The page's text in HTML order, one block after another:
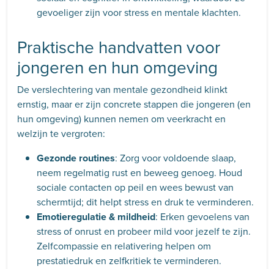
gevoeliger zijn voor stress en mentale klachten.
Praktische handvatten voor
jongeren en hun omgeving
De verslechtering van mentale gezondheid klinkt
ernstig, maar er zijn concrete stappen die jongeren (en
hun omgeving) kunnen nemen om veerkracht en
welzijn te vergroten:
Gezonde routines: Zorg voor voldoende slaap,
neem regelmatig rust en beweeg genoeg. Houd
sociale contacten op peil en wees bewust van
schermtijd; dit helpt stress en druk te verminderen.
Emotieregulatie & mildheid: Erken gevoelens van
stress of onrust en probeer mild voor jezelf te zijn.
Zelfcompassie en relativering helpen om
prestatiedruk en zelfkritiek te verminderen.